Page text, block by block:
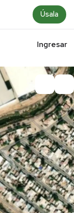
Úsala
Ingresar